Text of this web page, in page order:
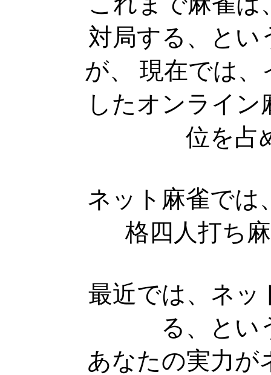
対局する、とい
が、 現在では
したオンライ
位を占
ネット麻雀では
格四人打ち
最近では、ネッ
る、とい
あなたの実力が